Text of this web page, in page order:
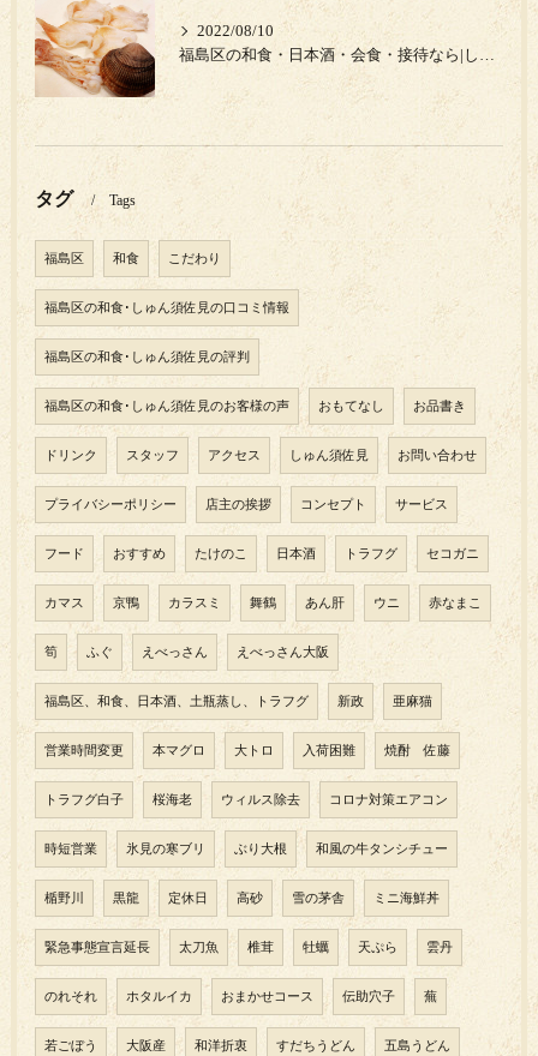
2022/08/10
福島区の和食・日本酒・会食・接待なら|しゅん須佐見|岩手県のイシカゲ貝‼︎
タグ Tags
福島区 和食 こだわり
福島区の和食･しゅん須佐見の口コミ情報
福島区の和食･しゅん須佐見の評判
福島区の和食･しゅん須佐見のお客様の声 おもてなし お品書き
ドリンク スタッフ アクセス しゅん須佐見 お問い合わせ
プライバシーポリシー 店主の挨拶 コンセプト サービス
フード おすすめ たけのこ 日本酒 トラフグ セコガニ
カマス 京鴨 カラスミ 舞鶴 あん肝 ウニ 赤なまこ
筍 ふぐ えべっさん えべっさん大阪
福島区、和食、日本酒、土瓶蒸し、トラフグ 新政 亜麻猫
営業時間変更 本マグロ 大トロ 入荷困難 焼酎 佐藤
トラフグ白子 桜海老 ウィルス除去 コロナ対策エアコン
時短営業 氷見の寒ブリ ぶり大根 和風の牛タンシチュー
楯野川 黒龍 定休日 高砂 雪の茅舎 ミニ海鮮丼
緊急事態宣言延長 太刀魚 椎茸 牡蠣 天ぷら 雲丹
のれそれ ホタルイカ おまかせコース 伝助穴子 蕪
若ごぼう 大阪産 和洋折衷 すだちうどん 五島うどん